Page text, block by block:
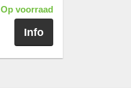
Op voorraad
Info